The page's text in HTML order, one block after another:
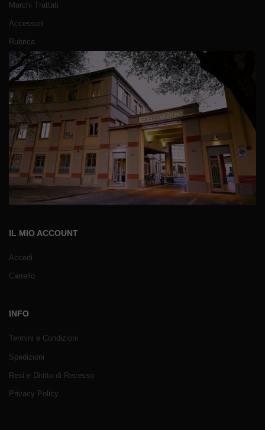
Marchi Trattati
Accessori
Rubrica
IL MIO ACCOUNT
Accedi
Carrello
INFO
Termini e Condizioni
Spedizioni
Resi e Diritto di Recesso
Privacy Policy